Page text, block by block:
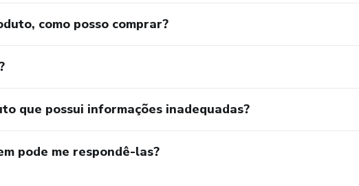
como posso comprar?
que possui informações inadequadas?
pode me respondê-las?